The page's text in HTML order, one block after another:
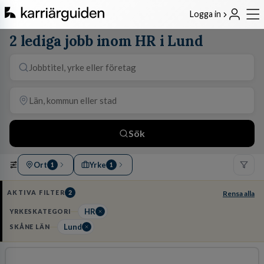
Logga in
2 lediga jobb inom HR i Lund
Sök
Ort 1 Yrke 1
AKTIVA FILTER 2 Rensa alla
YRKESKATEGORI HR
SKÅNE LÄN Lund